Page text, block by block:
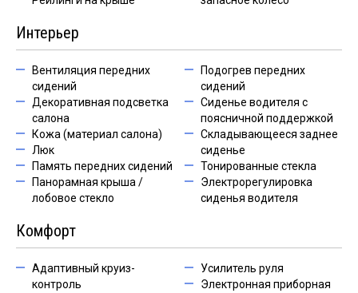
Интерьер
Вентиляция передних
сидений
Декоративная подсветка
салона
Кожа (материал салона)
Люк
Память передних сидений
Панорамная крыша /
лобовое стекло
Подогрев передних
сидений
Сиденье водителя с
поясничной поддержкой
Складывающееся заднее
сиденье
Тонированные стекла
Электрорегулировка
сиденья водителя
Комфорт
Адаптивный круиз-
контроль
Усилитель руля
Электронная приборная